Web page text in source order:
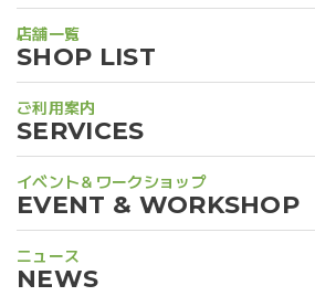
SHOP LIST
店舗一覧
SERVICES
ご利用案内
EVENT & WORKSHOP
イベント＆ワークショップ
NEWS
ニュース